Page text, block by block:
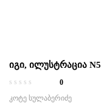
იგი, ილუსტრაცია N5
0
კოტე სულაბერიძე